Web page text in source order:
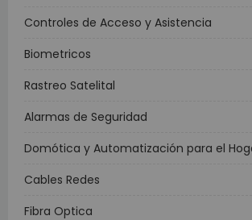
Controles de Acceso y Asistencia
Biometricos
Rastreo Satelital
Alarmas de Seguridad
Domótica y Automatización para el
Cables Redes
Fibra Optica